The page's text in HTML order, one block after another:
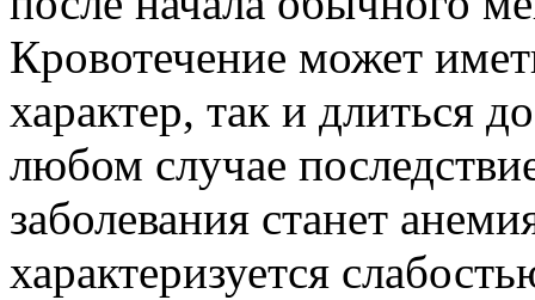
Кровотечение может
характер, так и длиться
любом случае
заболевания станет
характеризуется